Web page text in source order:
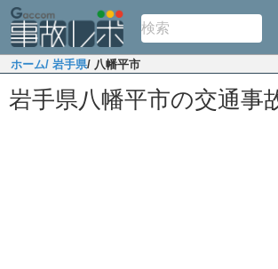
ホーム/ 岩手県/ 八幡平市
岩手県八幡平市の交通事